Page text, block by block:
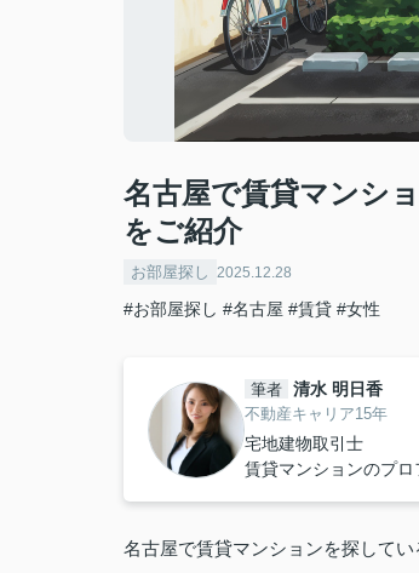
名古屋で賃貸マンシ
をご紹介
お部屋探し 2025.12.28
#お部屋探し #名古屋 #賃貸 #女性
筆者 清水 明日香
不動産キャリア15年
宅地建物取引士
賃貸マンションのプ
名古屋で賃貸マンションを探して